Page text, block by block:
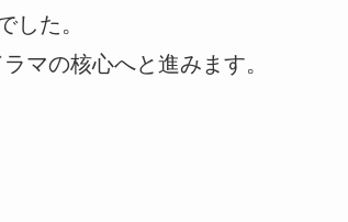
した。
マの核心へと進みます。